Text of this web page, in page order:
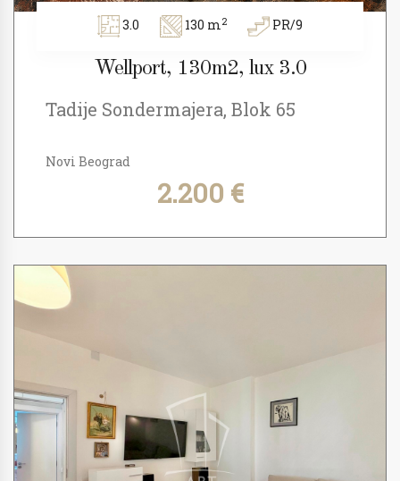
3.0 130 m2 PR/9
Wellport, 130m2, lux 3.0
Tadije Sondermajera, Blok 65
Novi Beograd
2.200 €